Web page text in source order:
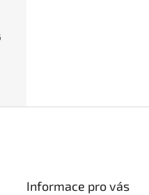
Informace pro vás